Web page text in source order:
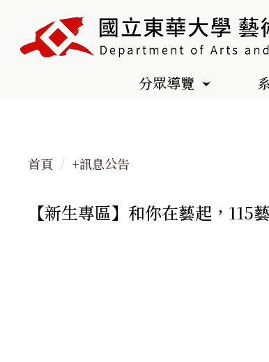
分眾導覽
首頁 +訊息公告
【新生專區】和你在藝起，115